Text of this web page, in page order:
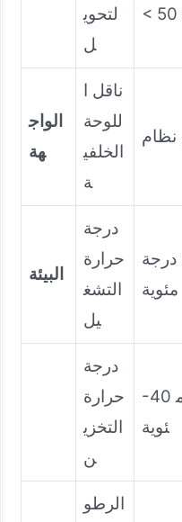
لتحوي
ل
الواج
هة
ناقل ا
للوحة
الخلفي
ة
البيئة
درجة
حرارة
التشغ
يل
من 0 درجة مئوية إلى +60 درجة
مئوية
درجة
حرارة
التخزي
ن
-40 درجة مئوية إلى +70 درجة م
ئوية
الرطو